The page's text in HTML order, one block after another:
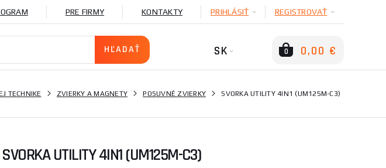
PRE FIRMY KONTAKTY PRIHLÁSIŤ REGISTROVAŤ
SK 0 0,00 €
TECHNIKE ZVIERKY A MAGNETY POSUVNÉ ZVIERKY SVORKA UTILITY 4IN1 (UM125M-C3)
SVORKA UTILITY 4IN1 (UM125M-C3)